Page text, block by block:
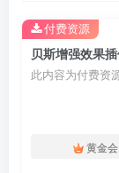
贝斯增强效果
此内容为付费资
黄金
付费资源